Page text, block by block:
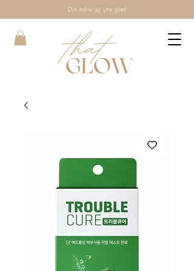
Din indre og ytre glød